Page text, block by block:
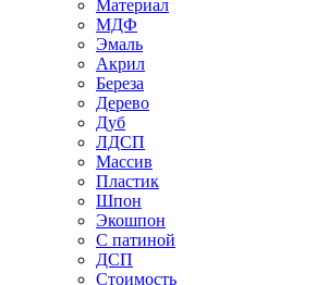
Материал
МДФ
Эмаль
Акрил
Береза
Дерево
Дуб
ЛДСП
Массив
Пластик
Шпон
Экошпон
С патиной
ДСП
Стоимость